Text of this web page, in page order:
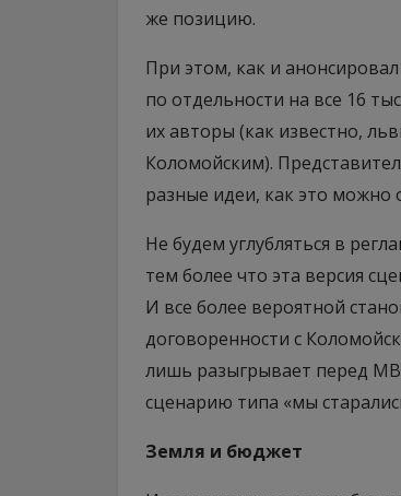
же позицию.
При этом, как и
по отдельности на все 16
их авторы (как известно,
Коломойским).
разные идеи, как это можно
Не будем углубляться в
тем более что эта версия
И все более вероятной
договоренности с
лишь разыгрывает перед
сценарию типа «мы
Земля и бюджет